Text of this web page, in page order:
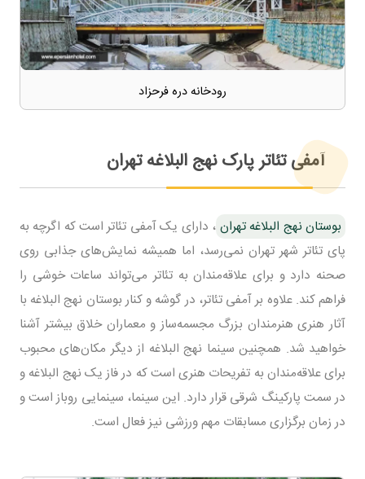
رودخانه دره فرحزاد
آمفی تئاتر پارک نهج البلاغه تهران
بوستان نهج البلاغه تهران، دارای یک آمفی تئاتر است که اگرچه به
پای تئاتر شهر تهران نمی‌رسد، اما همیشه نمایش‌های جذابی روی
صحنه دارد و برای علاقه‌مندان به تئاتر می‌تواند ساعات خوشی را
فراهم کند. علاوه بر آمفی تئاتر، در گوشه و کنار بوستان نهج البلاغه با
آثار هنری هنرمندان بزرگ مجسمه‌ساز و معماران خلاق بیشتر آشنا
خواهید شد. همچنین سینما نهج البلاغه از دیگر مکان‌های محبوب
برای علاقه‌مندان به تفریحات هنری است که در فاز یک نهج البلاغه و
در سمت پارکینگ شرقی قرار دارد. این سینما، سینمایی روباز است و
در زمان برگزاری مسابقات مهم ورزشی نیز فعال است.